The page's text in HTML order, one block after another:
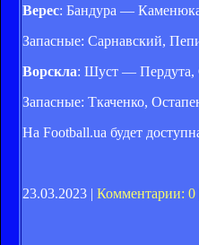
Верес: Бандура —
Запасные: Сарнавский,
Ворскла: Шуст — Пердута,
Запасные: Ткаченко,
На Football.ua будет
23.03.2023 | Комментарии: 0